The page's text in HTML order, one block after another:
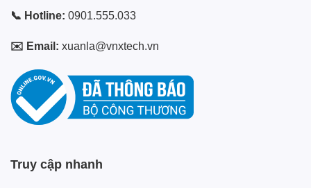
📞 Hotline: 0901.555.033
✉️ Email: xuanla@vnxtech.vn
Truy cập nhanh